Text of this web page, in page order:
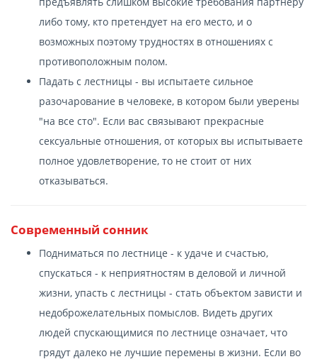
либо тому, кто претендует на его место, и о
возможных поэтому трудностях в отношениях с
противоположным полом.
Падать с лестницы - вы испытаете сильное
разочарование в человеке, в котором были уверены
"на все сто". Если вас связывают прекрасные
сексуальные отношения, от которых вы испытываете
полное удовлетворение, то не стоит от них
отказываться.
Современный сонник
Подниматься по лестнице - к удаче и счастью,
спускаться - к неприятностям в деловой и личной
жизни, упасть с лестницы - стать объектом зависти и
недоброжелательных помыслов. Видеть других
людей спускающимися по лестнице означает, что
грядут далеко не лучшие перемены в жизни. Если во